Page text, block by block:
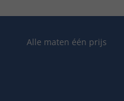
Alle maten één prijs